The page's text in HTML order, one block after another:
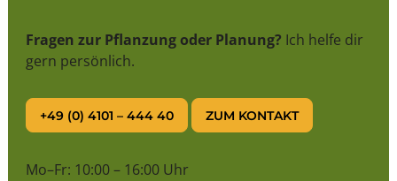
Fragen zur Pflanzung oder Planung? Ich helfe dir
gern persönlich.
+49 (0) 4101 – 444 40 ZUM KONTAKT
Mo–Fr: 10:00 – 16:00 Uhr